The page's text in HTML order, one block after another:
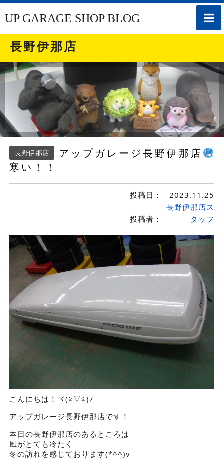
toggle
UP GARAGE SHOP BLOG
長野伊那店
長野伊那店
アップガレージ長野伊那店
寒い！！
投稿日： 2023.11.25
投稿者：
長野伊那店ス
タッフ
こんにちは！ヾ(≧▽≦)ﾉ
アップガレージ長野伊那店です！
本日の長野伊那店のあるところは
風がとても冷たく
冬の訪れを感じております(*^^)v